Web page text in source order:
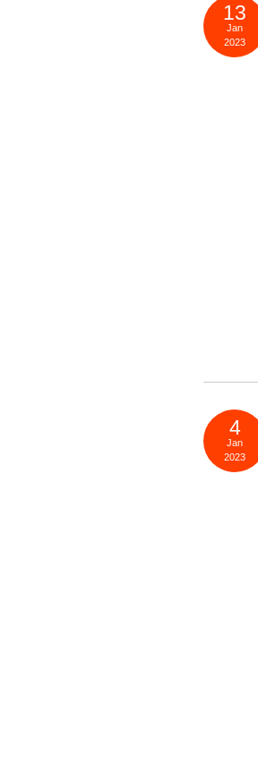
13
Jan
2023
4
Jan
2023